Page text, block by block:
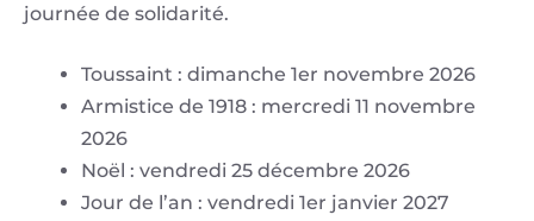
journée de solidarité.
Toussaint : dimanche 1er novembre 2026
Armistice de 1918 : mercredi 11 novembre
2026
Noël : vendredi 25 décembre 2026
Jour de l’an : vendredi 1er janvier 2027